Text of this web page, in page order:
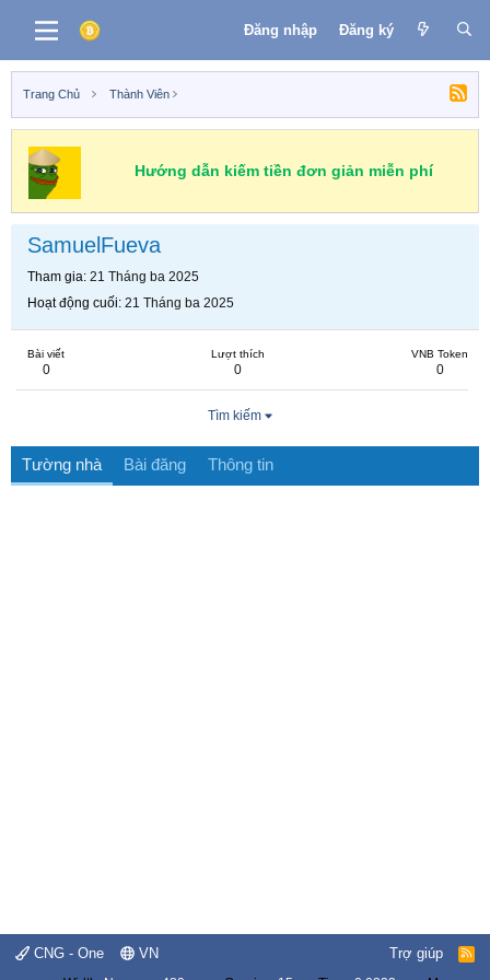
Đăng nhập Đăng ký
Trang Chủ Thành Viên
Hướng dẫn kiếm tiền đơn giản miễn phí
SamuelFueva
Tham gia 21 Tháng ba 2025
Hoạt động cuối 21 Tháng ba 2025
Bài viết
0
Lượt thích
0
VNB Token
0
Tìm kiếm
Tường nhà Bài đăng Thông tin
CNG - One VN Trợ giúp
R